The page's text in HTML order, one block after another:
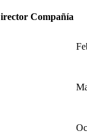
Compañía